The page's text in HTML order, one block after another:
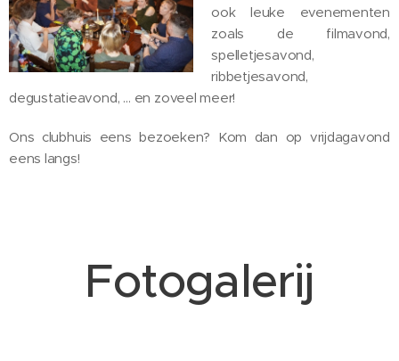
ook leuke evenementen
zoals de filmavond,
spelletjesavond,
ribbetjesavond,
degustatieavond, … en zoveel meer!
Ons clubhuis eens bezoeken? Kom dan op vrijdagavond
eens langs!
Fotogalerij